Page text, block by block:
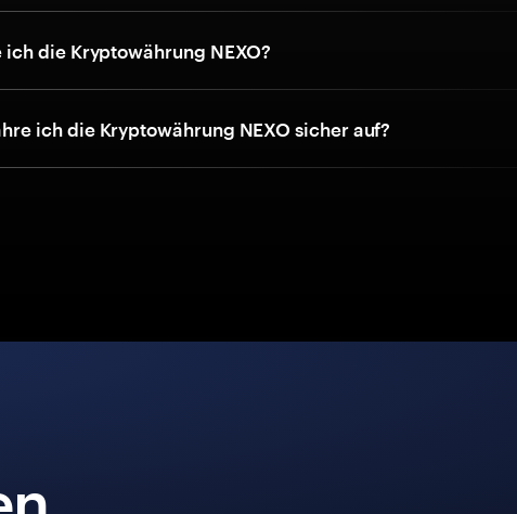
ich die Kryptowährung NEXO?
ich die Kryptowährung NEXO sicher auf?